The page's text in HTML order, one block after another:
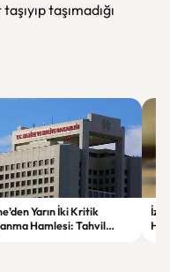
taşımadığı
Yarın İki Kritik
Hamlesi: Tahvil